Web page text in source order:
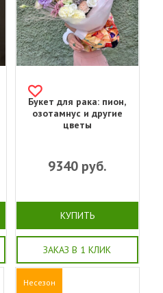
Букет для рака: пион,
озотамнус и другие
цветы
9340руб.
КУПИТЬ
ЗАКАЗ В 1 КЛИК
Несезон